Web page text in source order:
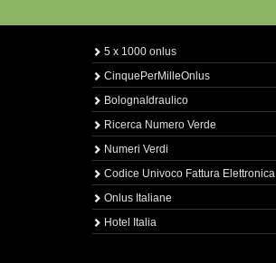
5 x 1000 onlus
CinquePerMilleOnlus
BolognaIdraulico
Ricerca Numero Verde
Numeri Verdi
Codice Univoco Fattura Elettronica
Onlus Italiane
Hotel Italia